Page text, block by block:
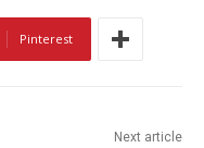
Pinterest
Next article